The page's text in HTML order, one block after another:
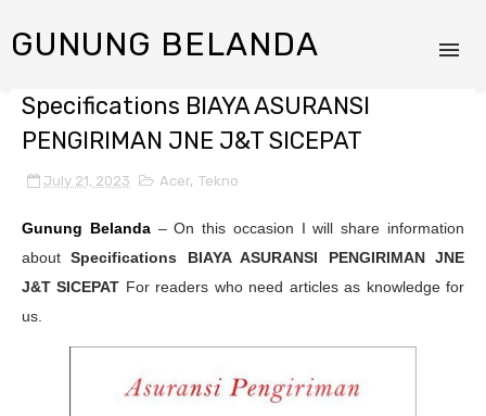
GUNUNG BELANDA
Specifications BIAYA ASURANSI
PENGIRIMAN JNE J&T SICEPAT
July 21, 2023 Acer, Tekno
Gunung Belanda– On this occasion I will share information
aboutSpecifications BIAYA ASURANSI PENGIRIMAN JNE
J&T SICEPAT For readers who need articles as knowledge for
us.